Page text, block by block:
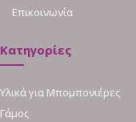
Επικοινωνία
Κατηγορίες
Υλικά για Μπομπονιέρες
Γάμος